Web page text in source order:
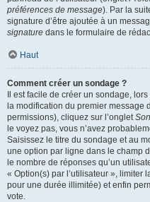
préférences de message). Par la
signature d’être ajoutée à un
signature dans le formulaire de
Haut
Comment créer un sondage ?
Il est facile de créer un sondage,
la modification du premier message
permissions), cliquez sur l’onglet
le voyez pas, vous n’avez
Saisissez le titre du sondage et au
une option par ligne dans le champ
le nombre de réponses qu’un
« Option(s) par l’utilisateur », limiter
pour une durée illimitée) et enfin
vote.